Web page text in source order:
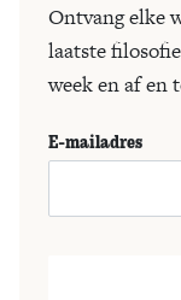
Ontvang elke
laatste
week en af en
E-mailadres